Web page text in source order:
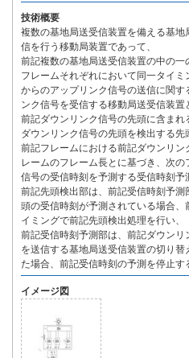
技術概要
複数の基地局送受信装置を備える基
信を行う移動局装置であって、
前記複数の基地局送受信装置の中の
フレームそれぞれにおいて同一タイ
からのアップリンク信号の送信に関
ンク信号を受信する移動局送受信装置
前記ダウンリンク信号の先頭に含ま
ダウンリンク信号の先頭を検出する先
前記フレームにおける前記ダウンリ
レームのフレーム長とに基づき、次
信号の受信時刻を予測する受信時刻予
前記先頭検出部は、前記受信時刻予
頭の受信時刻が予測されている場合
イミングで前記先頭検出処理を行い、
前記受信時刻予測部は、前記ダウン
を送信する基地局送受信装置の切り
た場合、前記受信時刻の予測を停止す
イメージ図